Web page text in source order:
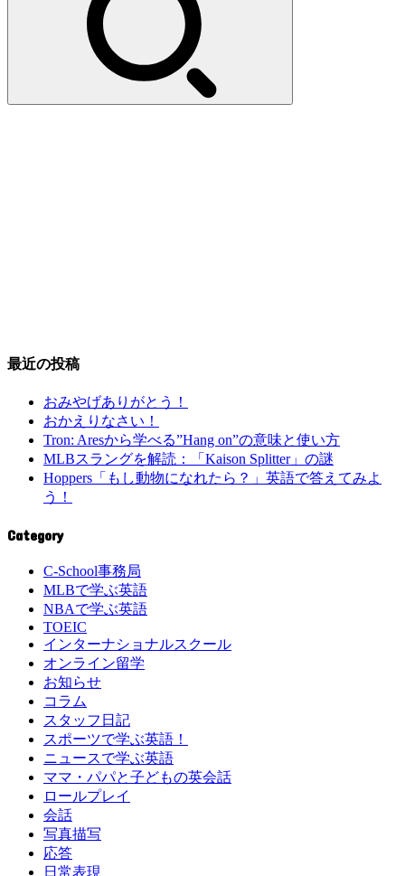
最近の投稿
おみやげありがとう！
おかえりなさい！
Tron: Aresから学べる”Hang on”の意味と使い方
MLBスラングを解読：「Kaison Splitter」の謎
Hoppers「もし動物になれたら？」英語で答えてみよ
う！
Category
C-School事務局
MLBで学ぶ英語
NBAで学ぶ英語
TOEIC
インターナショナルスクール
オンライン留学
お知らせ
コラム
スタッフ日記
スポーツで学ぶ英語！
ニュースで学ぶ英語
ママ・パパと子どもの英会話
ロールプレイ
会話
写真描写
応答
日常表現